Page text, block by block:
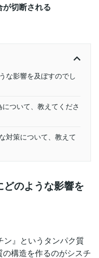
切断される
な影響を及ぼすのでし
ついて、教えてくださ
対策について、教えて
のような影響を
ン』というタンパク質
構造を作るのがシスチ